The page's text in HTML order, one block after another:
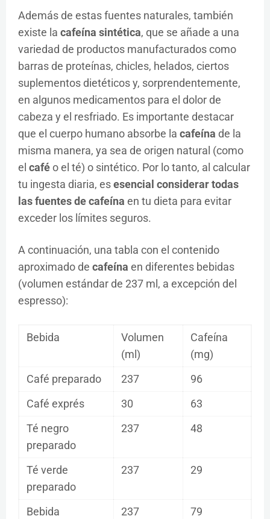
Además de estas fuentes naturales, también
existe la cafeína sintética, que se añade a una
variedad de productos manufacturados como
barras de proteínas, chicles, helados, ciertos
suplementos dietéticos y, sorprendentemente,
en algunos medicamentos para el dolor de
cabeza y el resfriado. Es importante destacar
que el cuerpo humano absorbe la cafeína de la
misma manera, ya sea de origen natural (como
el caféo el té) o sintético. Por lo tanto, al calcular
tu ingesta diaria, esesencial considerar todas
las fuentes de cafeína en tu dieta para evitar
exceder los límites seguros.
A continuación, una tabla con el contenido
aproximado de cafeína en diferentes bebidas
(volumen estándar de 237 ml, a excepción del
espresso):
Bebida
Volumen
(ml)
Cafeína
(mg)
Café preparado
237
96
Café exprés
30
63
Té negro
preparado
237 48
Té verde
preparado
237 29
Bebida
237 79